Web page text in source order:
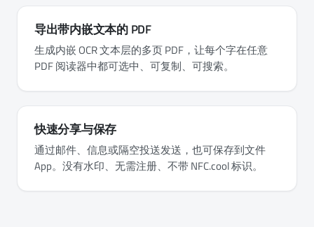
导出带内嵌文本的 PDF
生成内嵌 OCR 文本层的多页 PDF，让每个字在任意
PDF 阅读器中都可选中、可复制、可搜索。
快速分享与保存
通过邮件、信息或隔空投送发送，也可保存到文件
App。没有水印、无需注册、不带 NFC.cool 标识。